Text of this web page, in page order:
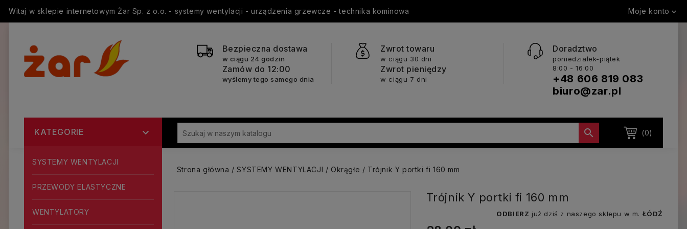
Witaj w sklepie internetowym Żar Sp. z o.o. - systemy wentylacji - urządzenia grzewcze - technika kominowa Moje konto 
Bezpieczna dostawa
w ciągu 24 godzin
Zamów do 12:00
wyślemy tego samego dnia
Zwrot towaru
w ciągu 30 dni
Zwrot pieniędzy
w ciągu 7 dni
Doradztwo
poniedziałek-piątek
8:00 - 16:00
+48 606 819 083
biuro@zar.pl
(0)

KATEGORIE 
SYSTEMY WENTYLACJI
PRZEWODY ELASTYCZNE
WENTYLATORY
Strona główna SYSTEMY WENTYLACJI Okrągłe Trójnik Y portki fi 160 mm
Trójnik Y portki fi 160 mm
ODBIERZ już dziś z naszego sklepu w m. ŁÓDŹ